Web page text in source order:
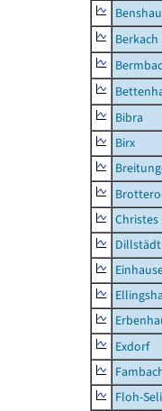
Berkach
Bibra
Birx
Christes
Dillstädt
Exdorf
Floh-